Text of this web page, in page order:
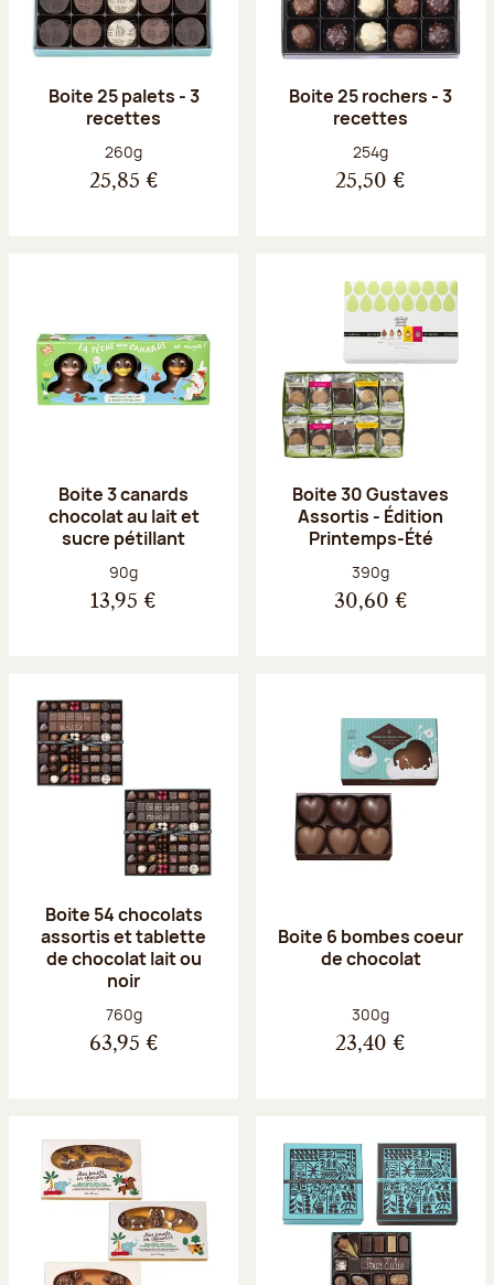
Boite 25 palets - 3
recettes
Poids net :
260g
25,85 €
Boite 25 rochers - 3
recettes
Poids net :
254g
25,50 €
Boite 3 canards
chocolat au lait et
sucre pétillant
Poids net :
90g
13,95 €
Boite 30 Gustaves
Assortis - Édition
Printemps-Été
Poids net :
390g
30,60 €
Boite 54 chocolats
assortis et tablette
de chocolat lait ou
noir
Poids net :
760g
63,95 €
Boite 6 bombes coeur
de chocolat
Poids net :
300g
23,40 €